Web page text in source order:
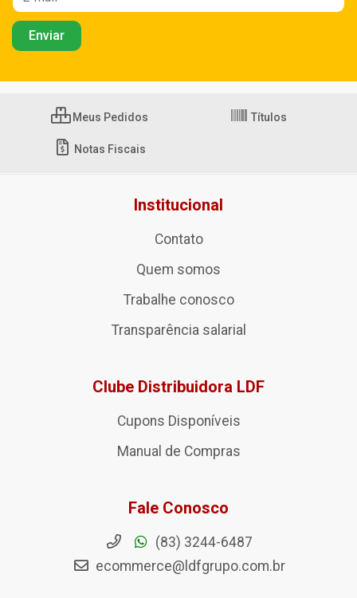
Meus Pedidos Títulos
Notas Fiscais
Institucional
Contato
Quem somos
Trabalhe conosco
Transparência salarial
Clube Distribuidora LDF
Cupons Disponíveis
Manual de Compras
Fale Conosco
(83) 3244-6487
ecommerce@ldfgrupo.com.br